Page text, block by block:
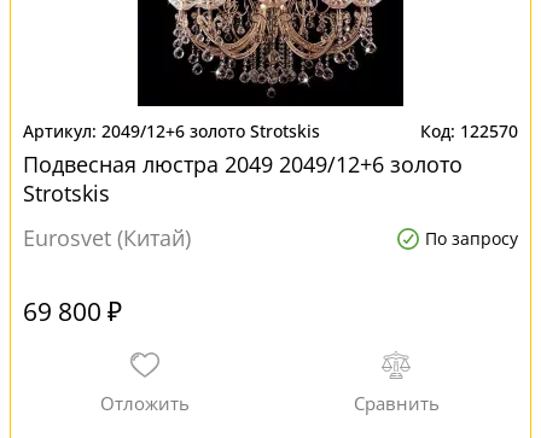
2049/12+6 золото Strotskis 122570
Подвесная люстра 2049 2049/12+6 золото
Strotskis
Eurosvet (Китай)
По запросу
69 800 ₽